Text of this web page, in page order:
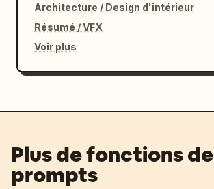
Architecture / Design d'intérieur
Résumé / VFX
Voir plus
Plus de fonctions de
prompts